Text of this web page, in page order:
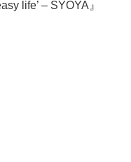
life’ – SYOYA』